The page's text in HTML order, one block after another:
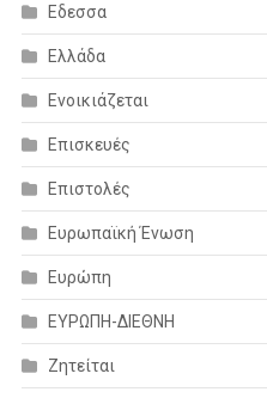
Εδεσσα
Ελλάδα
Ενοικιάζεται
Επισκευές
Επιστολές
Ευρωπαϊκή Ένωση
Ευρώπη
ΕΥΡΩΠΗ-ΔΙΕΘΝΗ
Ζητείται